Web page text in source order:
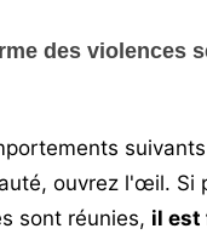
des violences
ouvrez l'œil. Si
sont réunies, il est